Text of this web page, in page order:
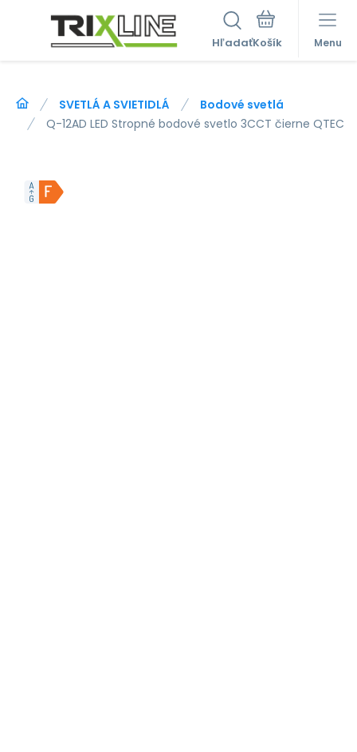
Hľadať Menu
SVETLÁ A SVIETIDLÁ
Bodové svetlá
Q-12AD LED Stropné bodové svetlo 3CCT čierne QTEC